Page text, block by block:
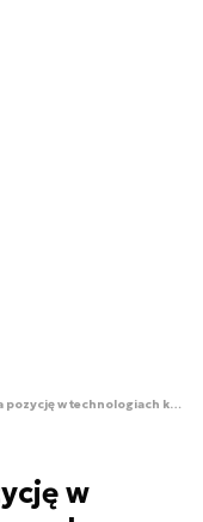
Poznań wzmacnia pozycję w technologiach kwantowych. Ruszył komputer IQM
w